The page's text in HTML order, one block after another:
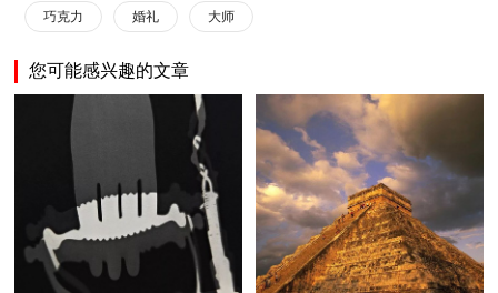
巧克力 婚礼 大师
您可能感兴趣的文章